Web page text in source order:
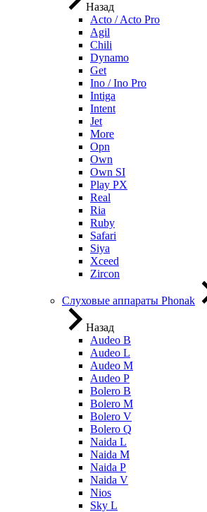
Назад
Acto / Acto Pro
Agil
Chili
Dynamo
Get
Ino / Ino Pro
Intiga
Intent
Jet
More
Opn
Own
Own SI
Play PX
Real
Ria
Ruby
Safari
Siya
Xceed
Zircon
Слуховые аппараты Phonak
Назад
Audeo B
Audeo L
Audeo М
Audeo P
Bolero B
Bolero M
Bolero V
Bolero Q
Naida L
Naida M
Naida P
Naida V
Nios
Sky L